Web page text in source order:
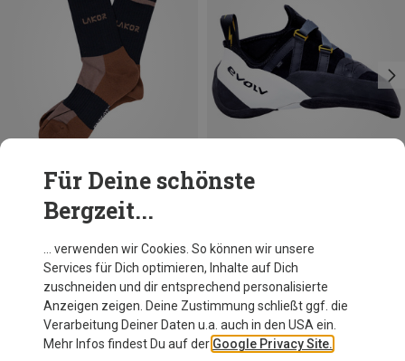
Du sparst 21%
Für Deine schönste
Bergzeit...
… verwenden wir Cookies. So können wir unsere
Services für Dich optimieren, Inhalte auf Dich
zuschneiden und dir entsprechend personalisierte
Anzeigen zeigen. Deine Zustimmung schließt ggf. die
Verarbeitung Deiner Daten u.a. auch in den USA ein.
Mehr Infos findest Du auf der Google Privacy Site.